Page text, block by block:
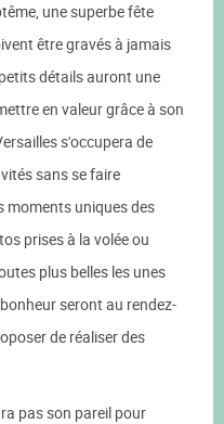
une superbe fête
être gravés à jamais
détails auront une
en valeur grâce à son
s'occupera de
sans se faire
moments uniques des
prises à la volée ou
plus belles les unes
seront au rendez-
de réaliser des
pas son pareil pour